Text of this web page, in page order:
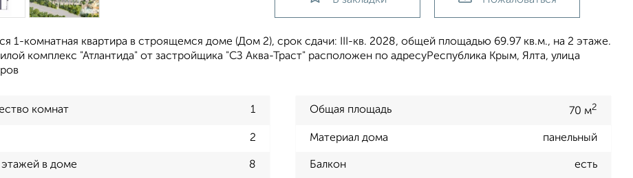
1-комнатная квартира в строящемся доме (Дом 2), срок сдачи: III-кв. 2028, общей площадью 69.97 кв.м., на 2 этаже.
комплекс "Атлантида" от застройщика "СЗ Аква-Траст" расположен по адресуРеспублика Крым, Ялта, улица
комнат 1 Общая площадь 70 м2
2 Материал дома панельный
этажей в доме 8 Балкон есть